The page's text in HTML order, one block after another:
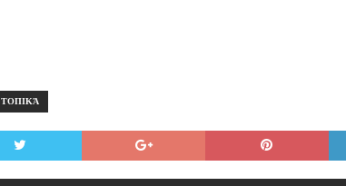
ΤΟΠΙΚΆ